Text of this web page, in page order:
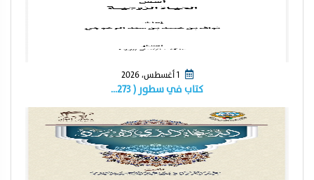
1 أغسطس، 2026
كتاب في سطور ( ٢٧٣…